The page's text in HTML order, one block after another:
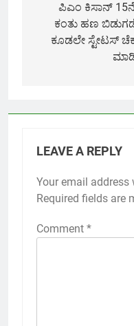
navigation
ಪಿಎಂ ಕಿಸಾನ್
ಕಂತು ಹಣ
ಕೂಡಲೇ ಸ್ಟೇಟಸ್
LEAVE A REPLY
Your email
Required fields are
Comment *